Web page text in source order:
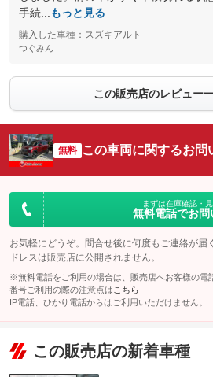
手続...
もっと見る
購入した車種：スズキアルト
つぐみん
この販売店のレビュー
無料 この車両に関するお問
まずは在庫確認・
無料電話でお問
お気軽にどうぞ。問合せ後に何度もご連絡が届
ドレスは販売店に公開されません。
※無料電話をご利用の場合は、販売店へお客様の電
番号ご利用の際の注意点は こちら
IP電話、ひかり電話からはご利用いただけません。
この販売店の新着車種